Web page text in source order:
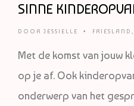
SINNE
DOOR JESSIELLE • FRIESLAND
Met de komst van jouw
op je af. Ook
onderwerp van het